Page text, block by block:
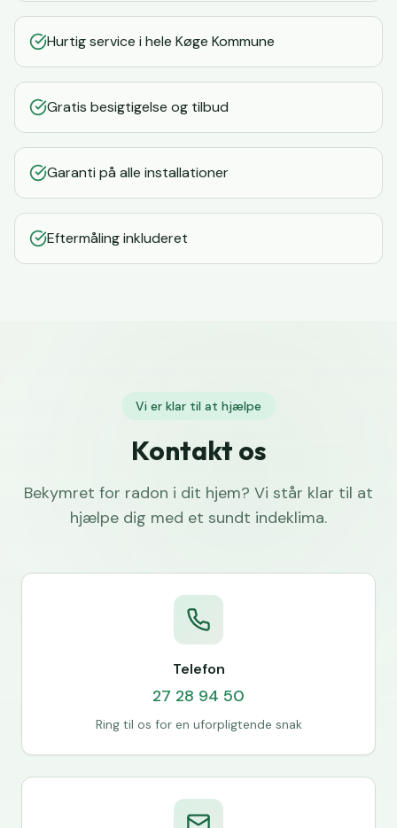
Hurtig service i hele Køge Kommune
Gratis besigtigelse og tilbud
Garanti på alle installationer
Eftermåling inkluderet
Vi er klar til at hjælpe
Kontakt os
Bekymret for radon i dit hjem? Vi står klar til at
hjælpe dig med et sundt indeklima.
Telefon
27 28 94 50
Ring til os for en uforpligtende snak